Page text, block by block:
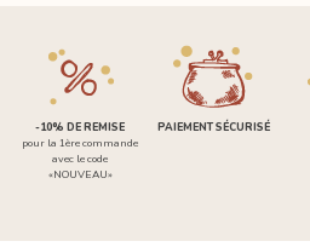
-10% DE REMISE
pour la 1ère commande
avec le code
«NOUVEAU»
PAIEMENT SÉCURISÉ